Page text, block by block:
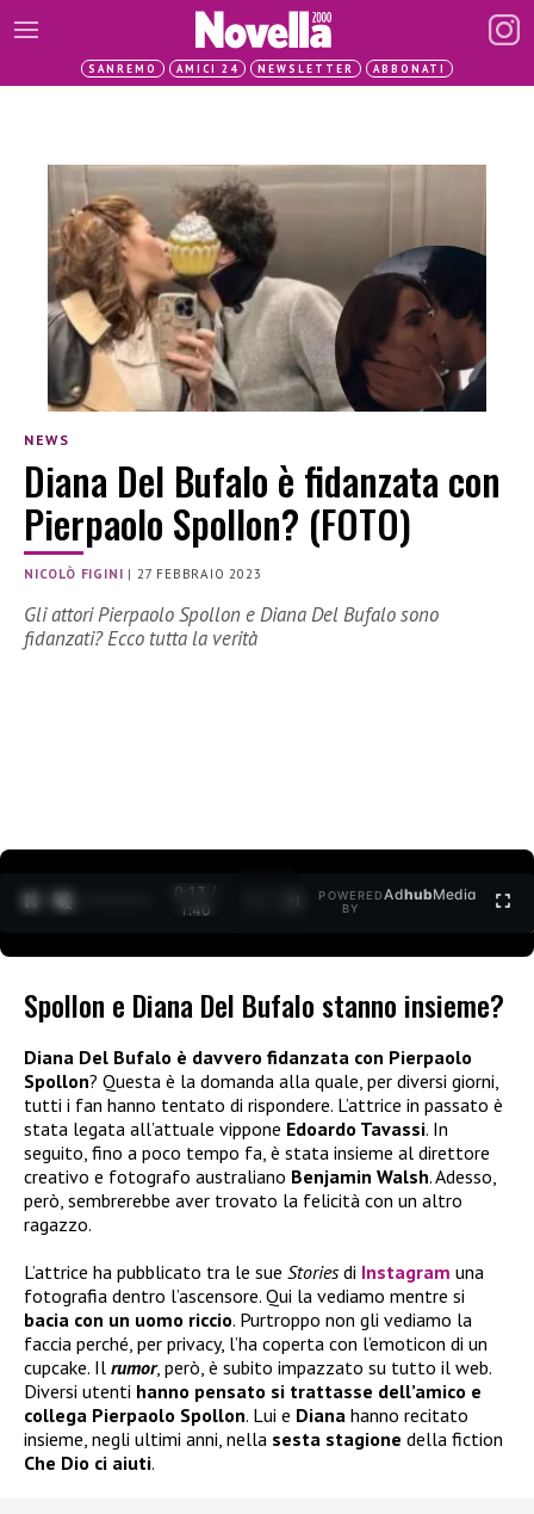
SANREMO AMICI 24 NEWSLETTER ABBONATI
NEWS
Diana Del Bufalo è fidanzata con
Pierpaolo Spollon? (FOTO)
NICOLÒ FIGINI | 27 FEBBRAIO 2023
Gli attori Pierpaolo Spollon e Diana Del Bufalo sono
fidanzati? Ecco tutta la verità
0:15 /
1:40
POWERED
BY
AdhubMedia
Spollon e Diana Del Bufalo stanno insieme?
Diana Del Bufalo è davvero fidanzata con Pierpaolo
Spollon? Questa è la domanda alla quale, per diversi giorni,
tutti i fan hanno tentato di rispondere. L’attrice in passato è
stata legata all’attuale vippone Edoardo Tavassi. In
seguito, fino a poco tempo fa, è stata insieme al direttore
creativo e fotografo australiano Benjamin Walsh. Adesso,
però, sembrerebbe aver trovato la felicità con un altro
ragazzo.
L’attrice ha pubblicato tra le sue Storiesdi Instagram una
fotografia dentro l’ascensore. Qui la vediamo mentre si
bacia con un uomo riccio. Purtroppo non gli vediamo la
faccia perché, per privacy, l’ha coperta con l’emoticon di un
cupcake. Il rumor, però, è subito impazzato su tutto il web.
Diversi utenti hanno pensato si trattasse dell’amico e
collega Pierpaolo Spollon. Lui e Diana hanno recitato
insieme, negli ultimi anni, nella sesta stagione della fiction
Che Dio ci aiuti.